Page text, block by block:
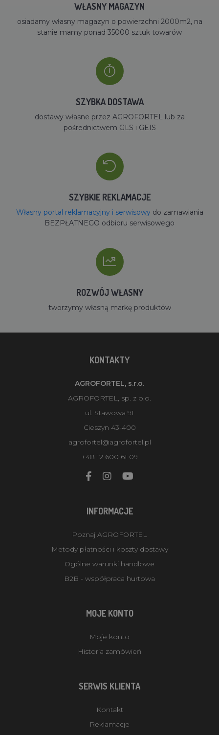
WŁASNY MAGAZYN
osiadamy własny magazyn o powierzchni 2000m2, na
stanie mamy ponad 35000 sztuk towarów
SZYBKA DOSTAWA
dostawy własne przez AGROFORTEL lub za
pośrednictwem GLS i GEIS
SZYBKIE REKLAMACJE
Własny portal reklamacyjny i serwisowydo zamawiania
BEZPŁATNEGO odbioru serwisowego
ROZWÓJ WŁASNY
tworzymy własną markę produktów
KONTAKTY
AGROFORTEL, s.r.o.
AGROFORTEL, sp. z o.o.
ul. Stawowa 91
Cieszyn 43-400
agrofortel@agrofortel.pl
+48 12 600 61 09
INFORMACJE
Poznaj AGROFORTEL
Metody płatności i koszty dostawy
Ogólne warunki handlowe
B2B - współpraca hurtowa
MOJE KONTO
Moje konto
Historia zamówień
SERWIS KLIENTA
Kontakt
Reklamacje